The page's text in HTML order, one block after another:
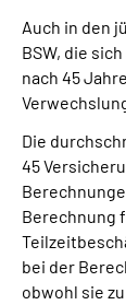
Auch in den
BSW, die
nach 45
Die
45
Berechnung
bei der
obwohl sie